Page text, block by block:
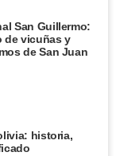
San Guillermo:
de vicuñas y
de San Juan
historia,